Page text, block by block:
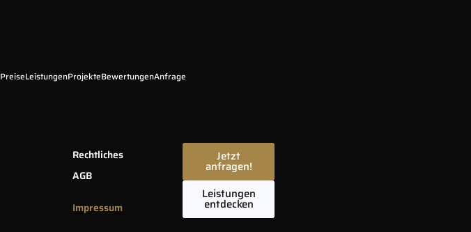
PreiseLeistungenProjekteBewertungenAnfrage
Rechtliches
AGB
Impressum
Jetzt
anfragen!
Leistungen
entdecken